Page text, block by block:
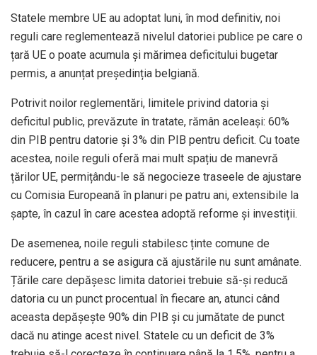
Statele membre UE au adoptat luni, în mod definitiv, noi
reguli care reglementează nivelul datoriei publice pe care o
țară UE o poate acumula și mărimea deficitului bugetar
permis, a anunțat președinția belgiană.
Potrivit noilor reglementări, limitele privind datoria și
deficitul public, prevăzute în tratate, rămân aceleași: 60%
din PIB pentru datorie și 3% din PIB pentru deficit. Cu toate
acestea, noile reguli oferă mai mult spațiu de manevră
țărilor UE, permițându-le să negocieze traseele de ajustare
cu Comisia Europeană în planuri pe patru ani, extensibile la
șapte, în cazul în care acestea adoptă reforme și investiții.
De asemenea, noile reguli stabilesc ținte comune de
reducere, pentru a se asigura că ajustările nu sunt amânate.
Țările care depășesc limita datoriei trebuie să-și reducă
datoria cu un punct procentual în fiecare an, atunci când
aceasta depășește 90% din PIB și cu jumătate de punct
dacă nu atinge acest nivel. Statele cu un deficit de 3%